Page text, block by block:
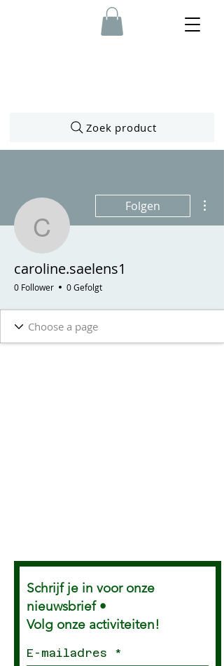
Zoek product
caroline.saelens1
Folgen
caroline.saelens1
0 Follower 0 Gefolgt
Schrijf je in voor onze
nieuwsbrief •
Volg onze activiteiten!
E-mailadres